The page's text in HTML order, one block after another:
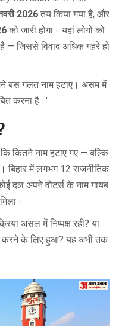
2026 तय किया गया है, और
को जारी होगा। यहां लोगों को
— जिससे विवाद अधिक गहरे हो
बस गलत नाम हटाए। असम में
करना है।’
कितने नाम हटाए गए — बल्कि
बिहार में लगभग 12 राजनीतिक
दल अपने वोटर्स के नाम गायब
असल में निष्पक्ष रही? या
करने के लिए हुआ? यह अभी तक